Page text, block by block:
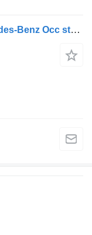
Автономный обогреватель Mercedes-Benz Occ standverwarming Thermo Pro 50 Mercedes A960306361 для грузовика